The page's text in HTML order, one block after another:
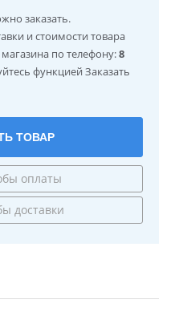
заказать.
и стоимости товара
по телефону:8
функцией Заказать
ТОВАР
оплаты
доставки